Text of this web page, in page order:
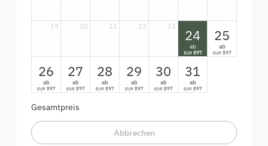
19 20 21 22 23
24
ab
EUR 897
25
ab
EUR 897
26
ab
EUR 897
27
ab
EUR 897
28
ab
EUR 897
29
ab
EUR 897
30
ab
EUR 897
31
ab
EUR 897
Gesamtpreis
Abbrechen